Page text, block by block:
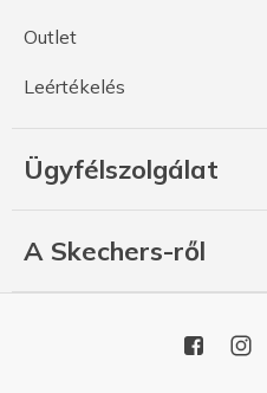
Outlet
Leértékelés
Ügyfélszolgálat
A Skechers-ről